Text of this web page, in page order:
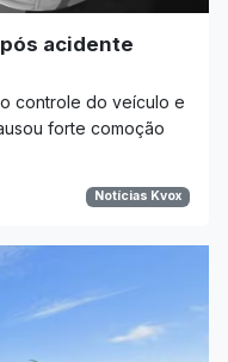
acidente
controle do veículo e
forte comoção
Notícias Kvox